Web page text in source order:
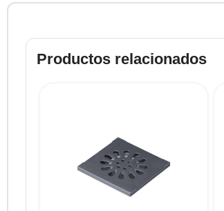
Productos relacionados